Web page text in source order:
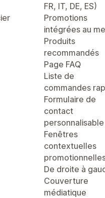
FR, IT, DE, ES)
Promotions
intégrées au
Produits
recommandés
Page FAQ
Liste de
commandes
Formulaire de
contact
personnalisable
Fenêtres
contextuelles
De droite à
Couverture
médiatique